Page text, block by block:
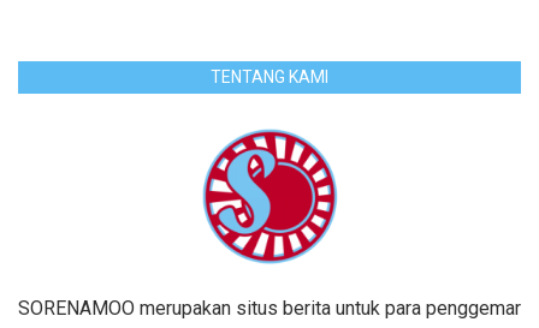
TENTANG KAMI
SORENAMOO merupakan situs berita untuk para penggemar